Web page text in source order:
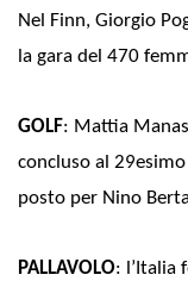
Nel Finn, Giorgio
la gara del 470
GOLF: Mattia
concluso al
posto per Nino
PALLAVOLO: l’Italia